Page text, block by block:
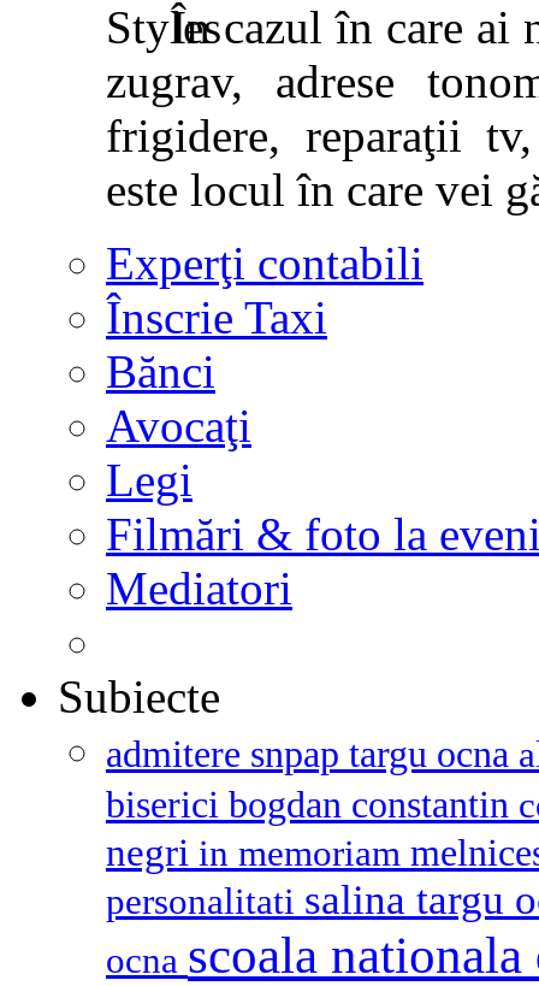
În cazul în care ai
zugrav, adrese
frigidere, reparaţii
este locul în care vei
Experţi contabili
Înscrie Taxi
Bănci
Avocaţi
Legi
Filmări & foto la
Mediatori
Subiecte
admitere snpap targu ocna
biserici bogdan constantin
negri in memoriam
personalitati salina targu
ocna scoala